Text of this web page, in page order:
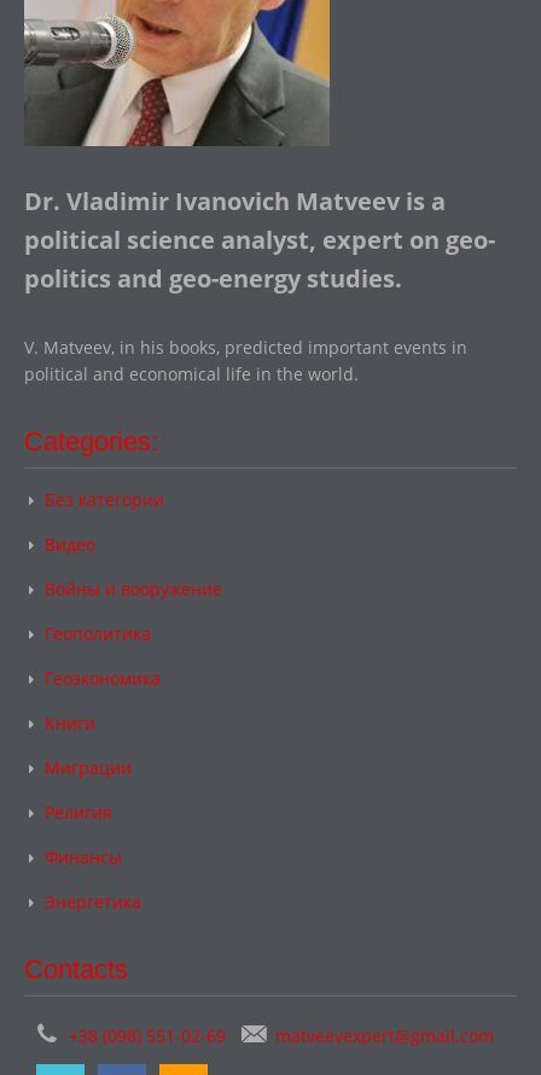
Dr. Vladimir Ivanovich Matveev is a
political science analyst, expert on geo-
politics and geo-energy studies.
V. Matveev, in his books, predicted important events in
political and economical life in the world.
Categories:
Без категории
Видео
Войны и вооружение
Геополитика
Геоэкономика
Книги
Миграции
Религия
Финансы
Энергетика
Contacts
+38 (098) 551-02-69 matveevexpert@gmail.com